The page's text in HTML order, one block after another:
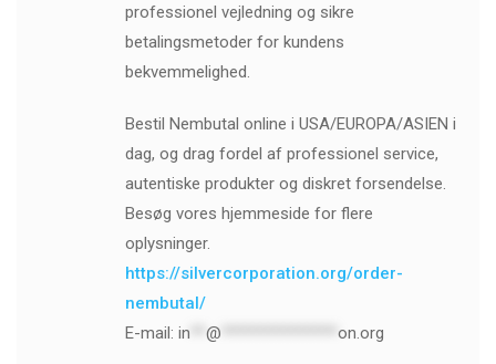
professionel vejledning og sikre
betalingsmetoder for kundens
bekvemmelighed.
Bestil Nembutal online i USA/EUROPA/ASIEN i
dag, og drag fordel af professionel service,
autentiske produkter og diskret forsendelse.
Besøg vores hjemmeside for flere
oplysninger.
https://silvercorporation.org/order-
nembutal/
E-mail: in @ on.org